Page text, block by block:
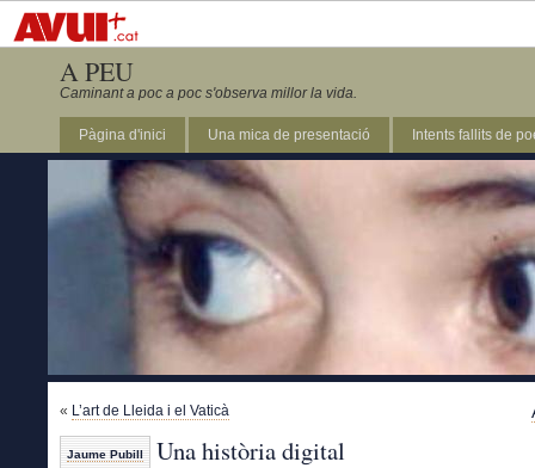
A PEU
Caminant a poc a poc s'observa millor la vida.
Pàgina d'inici Una mica de presentació Intents fallits de
« L’art de Lleida i el Vaticà
Jaume Pubill Una història digital